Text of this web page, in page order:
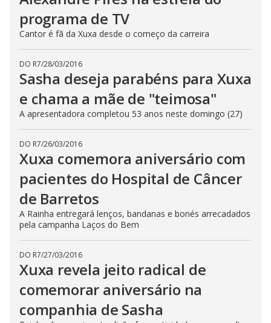
programa de TV
Cantor é fã da Xuxa desde o começo da carreira
DO R7/28/03/2016
Sasha deseja parabéns para Xuxa
e chama a mãe de "teimosa"
A apresentadora completou 53 anos neste domingo (27)
DO R7/26/03/2016
Xuxa comemora aniversário com
pacientes do Hospital de Câncer
de Barretos
A Rainha entregará lenços, bandanas e bonés arrecadados
pela campanha Laços do Bem
DO R7/27/03/2016
Xuxa revela jeito radical de
comemorar aniversário na
companhia de Sasha